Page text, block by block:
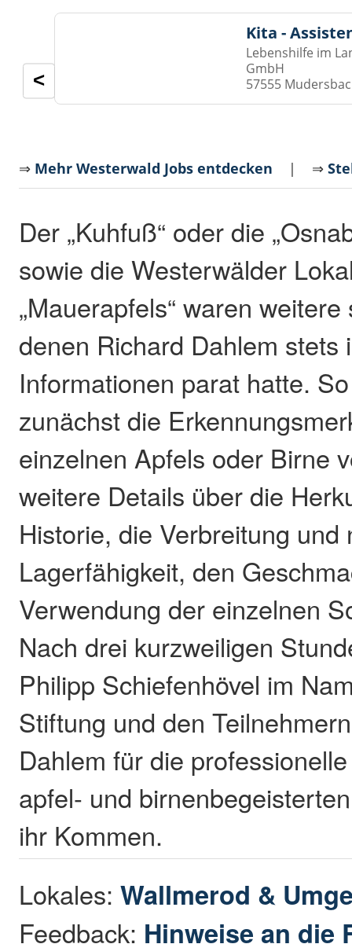
Kita -
Lebenshilfe im
GmbH
57555
<
⇒ Mehr Westerwald Jobs entdecken | ⇒
Der „Kuhfuß“ oder die
sowie die Westerwälder
„Mauerapfels“ waren
denen Richard Dahlem stets
Informationen parat hatte.
zunächst die
einzelnen Apfels oder Birne
weitere Details über die
Historie, die Verbreitung und
Lagerfähigkeit, den
Verwendung der einzelnen
Nach drei kurzweiligen
Philipp Schiefenhövel im
Stiftung und den
Dahlem für die
apfel- und
ihr Kommen.
Lokales:Wallmerod &
Feedback: Hinweise an die